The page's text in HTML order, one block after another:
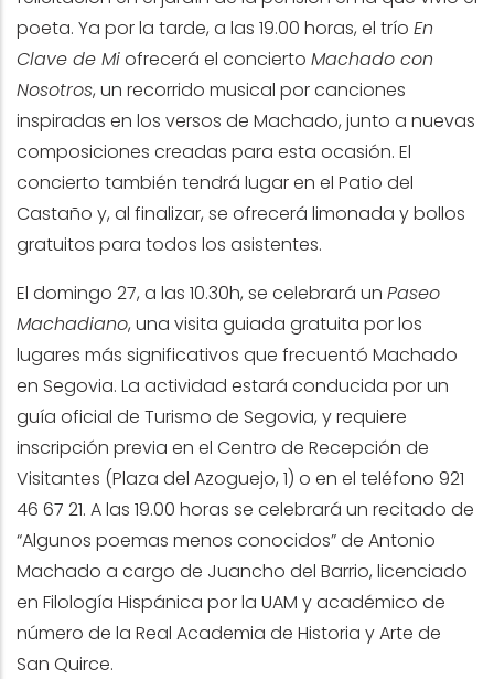
poeta. Ya por la tarde, a las 19.00 horas, el trío En
Clave de Miofrecerá el concierto Machado con
Nosotros, un recorrido musical por canciones
inspiradas en los versos de Machado, junto a nuevas
composiciones creadas para esta ocasión. El
concierto también tendrá lugar en el Patio del
Castaño y, al finalizar, se ofrecerá limonada y bollos
gratuitos para todos los asistentes.
El domingo 27, a las 10.30h, se celebrará un Paseo
Machadiano, una visita guiada gratuita por los
lugares más significativos que frecuentó Machado
en Segovia. La actividad estará conducida por un
guía oficial de Turismo de Segovia, y requiere
inscripción previa en el Centro de Recepción de
Visitantes (Plaza del Azoguejo, 1) o en el teléfono 921
46 67 21. A las 19.00 horas se celebrará un recitado de
“Algunos poemas menos conocidos” de Antonio
Machado a cargo de Juancho del Barrio, licenciado
en Filología Hispánica por la UAM y académico de
número de la Real Academia de Historia y Arte de
San Quirce.